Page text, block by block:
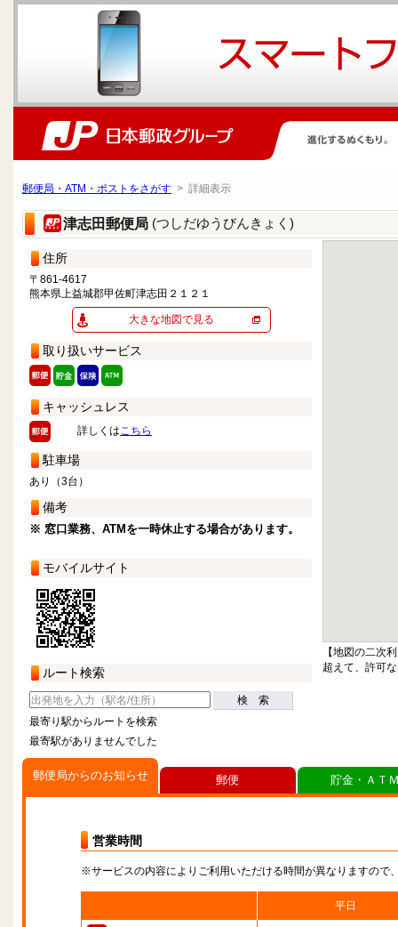
郵便局・ATM・ポストをさがす > 詳細表示
津志田郵便局 (つしだゆうびんきょく)
住所
〒861-4617
熊本県上益城郡甲佐町津志田２１２１
大きな地図で見る
取り扱いサービス
キャッシュレス
詳しくはこちら
駐車場
あり（3台）
備考
※ 窓口業務、ATMを一時休止する場合があります。
モバイルサイト
ルート検索
検 索
最寄り駅からルートを検索
最寄駅がありませんでした
【地図の二次
超えて、許可
郵便局からのお知らせ
営業時間
※サービスの内容によりご利用いただける時間が異なりますので
平日
郵便 貯金・ＡＴ